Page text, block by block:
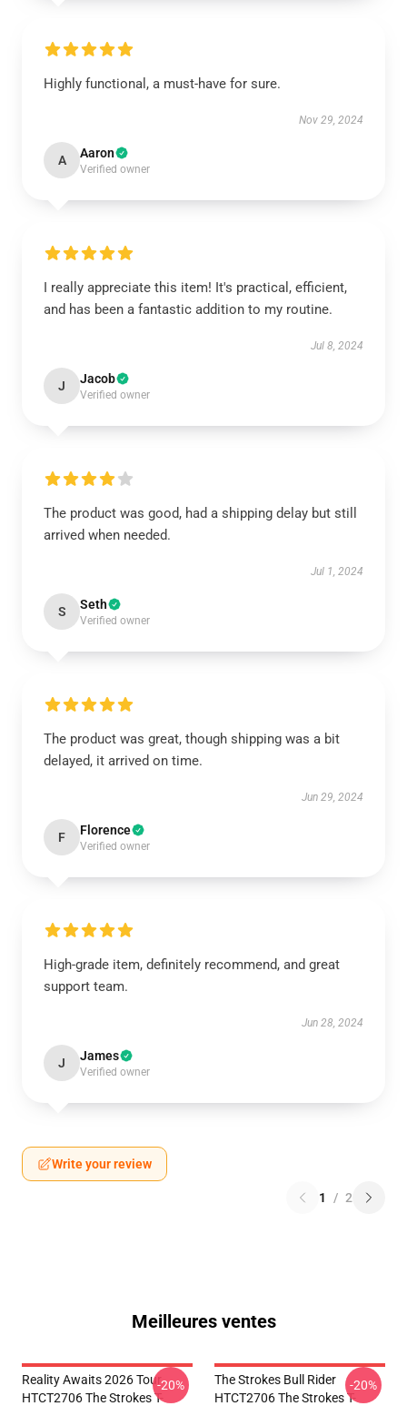
Highly functional, a must-have for sure.
Nov 29, 2024
A Aaron
Verified owner
I really appreciate this item! It's practical, efficient,
and has been a fantastic addition to my routine.
Jul 8, 2024
J Jacob
Verified owner
The product was good, had a shipping delay but still
arrived when needed.
Jul 1, 2024
S Seth
Verified owner
The product was great, though shipping was a bit
delayed, it arrived on time.
Jun 29, 2024
F Florence
Verified owner
High-grade item, definitely recommend, and great
support team.
Jun 28, 2024
J James
Verified owner
Write your review
1 / 2
Meilleures ventes
Reality Awaits 2026 Tour
HTCT2706 The Strokes T-
-20%
The Strokes Bull Rider
HTCT2706 The Strokes T-
-20%